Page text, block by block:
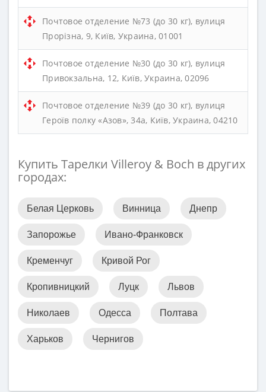
Почтовое отделение №73 (до 30 кг), вулиця
Прорізна, 9, Київ, Украина, 01001
Почтовое отделение №30 (до 30 кг), вулиця
Привокзальна, 12, Київ, Украина, 02096
Почтовое отделение №39 (до 30 кг), вулиця
Героїв полку «Азов», 34а, Київ, Украина, 04210
Купить Тарелки Villeroy & Boch в других
городах:
Белая Церковь Винница Днепр
Запорожье Ивано-Франковск
Кременчуг Кривой Рог
Кропивницкий Луцк Львов
Николаев Одесса Полтава
Харьков Чернигов